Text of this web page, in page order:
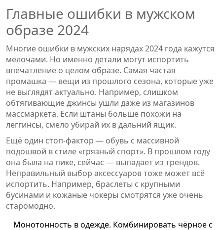
Главные ошибки в мужском
образе 2024
Многие ошибки в мужских нарядах 2024 года кажутся
мелочами. Но именно детали могут испортить
впечатление о целом образе. Самая частая
промашка — вещи из прошлого сезона, которые уже
не выглядят актуально. Например, слишком
обтягивающие джинсы ушли даже из магазинов
массмаркета. Если штаны больше похожи на
леггинсы, смело убирай их в дальний ящик.
Ещё один стоп-фактор — обувь с массивной
подошвой в стиле «грязный спорт». В прошлом году
она была на пике, сейчас — выпадает из трендов.
Неправильный выбор аксессуаров тоже может всё
испортить. Например, браслеты с крупными
бусинами и кожаные чокеры смотрятся уже очень
старомодно.
Монотонность в одежде. Комбинировать чёрное с